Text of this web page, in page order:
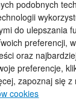
podobnych
do ulepszania
preferencji,
oraz
preferencje,
zapoznaj się z
cookies